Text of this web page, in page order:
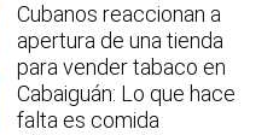
Cubanos reaccionan a
apertura de una tienda
para vender tabaco en
Cabaiguán: Lo que hace
falta es comida